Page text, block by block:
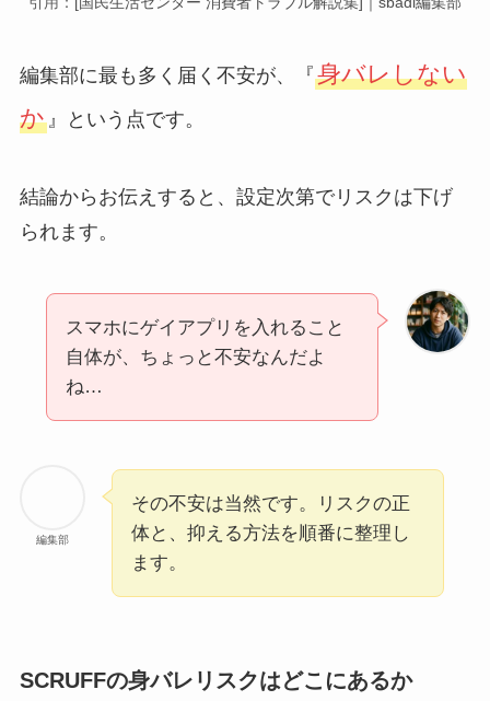
編集部に最も多く届く不安が、『身バレしない
か』という点です。
結論からお伝えすると、設定次第でリスクは下げ
られます。
スマホにゲイアプリを入れること
自体が、ちょっと不安なんだよ
ね…
編集部
その不安は当然です。リスクの正
体と、抑える方法を順番に整理し
ます。
SCRUFFの身バレリスクはどこにあるか